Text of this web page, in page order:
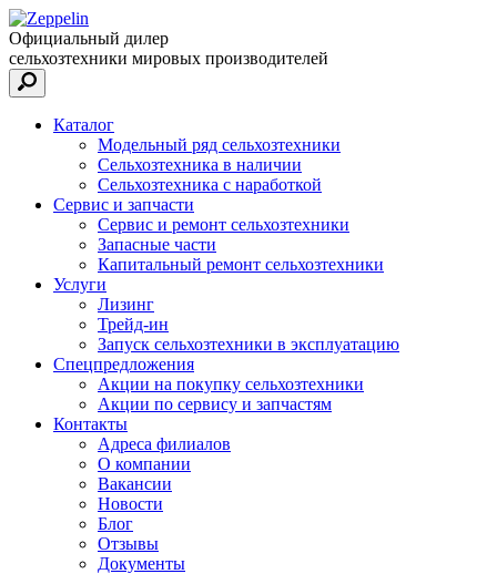
Официальный дилер
сельхозтехники мировых производителей
Каталог
Модельный ряд сельхозтехники
Сельхозтехника в наличии
Сельхозтехника с наработкой
Сервис и запчасти
Сервис и ремонт сельхозтехники
Запасные части
Капитальный ремонт сельхозтехники
Услуги
Лизинг
Трейд-ин
Запуск сельхозтехники в эксплуатацию
Спецпредложения
Акции на покупку сельхозтехники
Акции по сервису и запчастям
Контакты
Адреса филиалов
О компании
Вакансии
Новости
Блог
Отзывы
Документы